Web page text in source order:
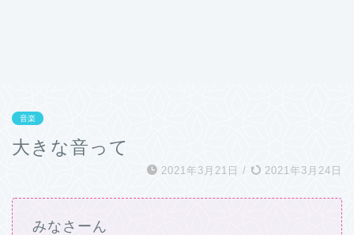
音楽
大きな音って
2021年3月21日 / 2021年3月24日
みなさーん